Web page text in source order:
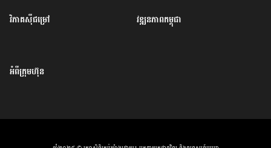
វិភាគសុីជម្រៅ វឌ្ឍនភាពកម្ពុជា
អំពីក្រុមហ៊ុន